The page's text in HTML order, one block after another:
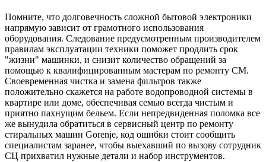
Помните, что долговечность сложной бытовой электроники
напрямую зависит от грамотного использования
оборудования. Следование предусмотренным производителем
правилам эксплуатации техники поможет продлить срок
"жизни" машинки, и снизит количество обращений за
помощью к квалифицированным мастерам по ремонту СМ.
Своевременная чистка и замена фильтров также
положительно скажется на работе водопроводной системы в
квартире или доме, обеспечивая семью всегда чистым и
приятно пахнущим бельем. Если непредвиденная поломка все
же вынудила обратиться в сервисный центр по ремонту
стиральных машин Gorenje, код ошибки стоит сообщить
специалистам заранее, чтобы выехавший по вызову сотрудник
СЦ прихватил нужные детали и набор инструментов.